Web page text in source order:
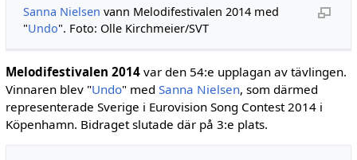
Sanna Nielsen vann Melodifestivalen 2014 med
"Undo". Foto: Olle Kirchmeier/SVT
Melodifestivalen 2014var den 54:e upplagan av tävlingen.
Vinnaren blev "Undo" med Sanna Nielsen, som därmed
representerade Sverige i Eurovision Song Contest 2014 i
Köpenhamn. Bidraget slutade där på 3:e plats.